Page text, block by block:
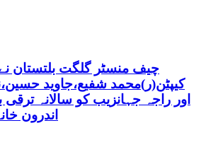
چیف منسٹر گلگت بلتستان نے
کیپٹن(ر)محمد شفیع،جاوید
اور راجہ جہانزیب کو سالانہ ترقی
اندرون